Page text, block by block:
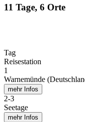
11 Tage, 6 Orte
Tag
Reisestation
1
Warnemünde
mehr Infos
2-3
Seetage
mehr Infos